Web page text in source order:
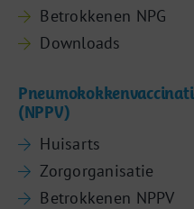
Betrokkenen NPG
Downloads
(NPPV)
Huisarts
Zorgorganisatie
Betrokkenen NPPV